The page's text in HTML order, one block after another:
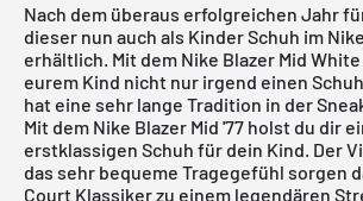
Nach dem überaus erfolgreichen Jahr
dieser nun auch als Kinder Schuh im
erhältlich. Mit dem Nike Blazer Mid
eurem Kind nicht nur irgend einen
hat eine sehr lange Tradition in der
Mit dem Nike Blazer Mid '77 holst du dir
erstklassigen Schuh für dein Kind. Der
das sehr bequeme Tragegefühl sorgen
Court Klassiker zu einem legendären